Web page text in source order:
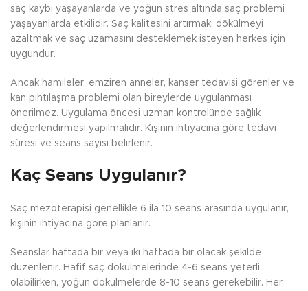
saç kaybı yaşayanlarda ve yoğun stres altında saç problemi
yaşayanlarda etkilidir. Saç kalitesini artırmak, dökülmeyi
azaltmak ve saç uzamasını desteklemek isteyen herkes için
uygundur.
Ancak hamileler, emziren anneler, kanser tedavisi görenler ve
kan pıhtılaşma problemi olan bireylerde uygulanması
önerilmez. Uygulama öncesi uzman kontrolünde sağlık
değerlendirmesi yapılmalıdır. Kişinin ihtiyacına göre tedavi
süresi ve seans sayısı belirlenir.
Kaç Seans Uygulanır?
Saç mezoterapisi genellikle 6 ila 10 seans arasında uygulanır,
kişinin ihtiyacına göre planlanır.
Seanslar haftada bir veya iki haftada bir olacak şekilde
düzenlenir. Hafif saç dökülmelerinde 4-6 seans yeterli
olabilirken, yoğun dökülmelerde 8-10 seans gerekebilir. Her